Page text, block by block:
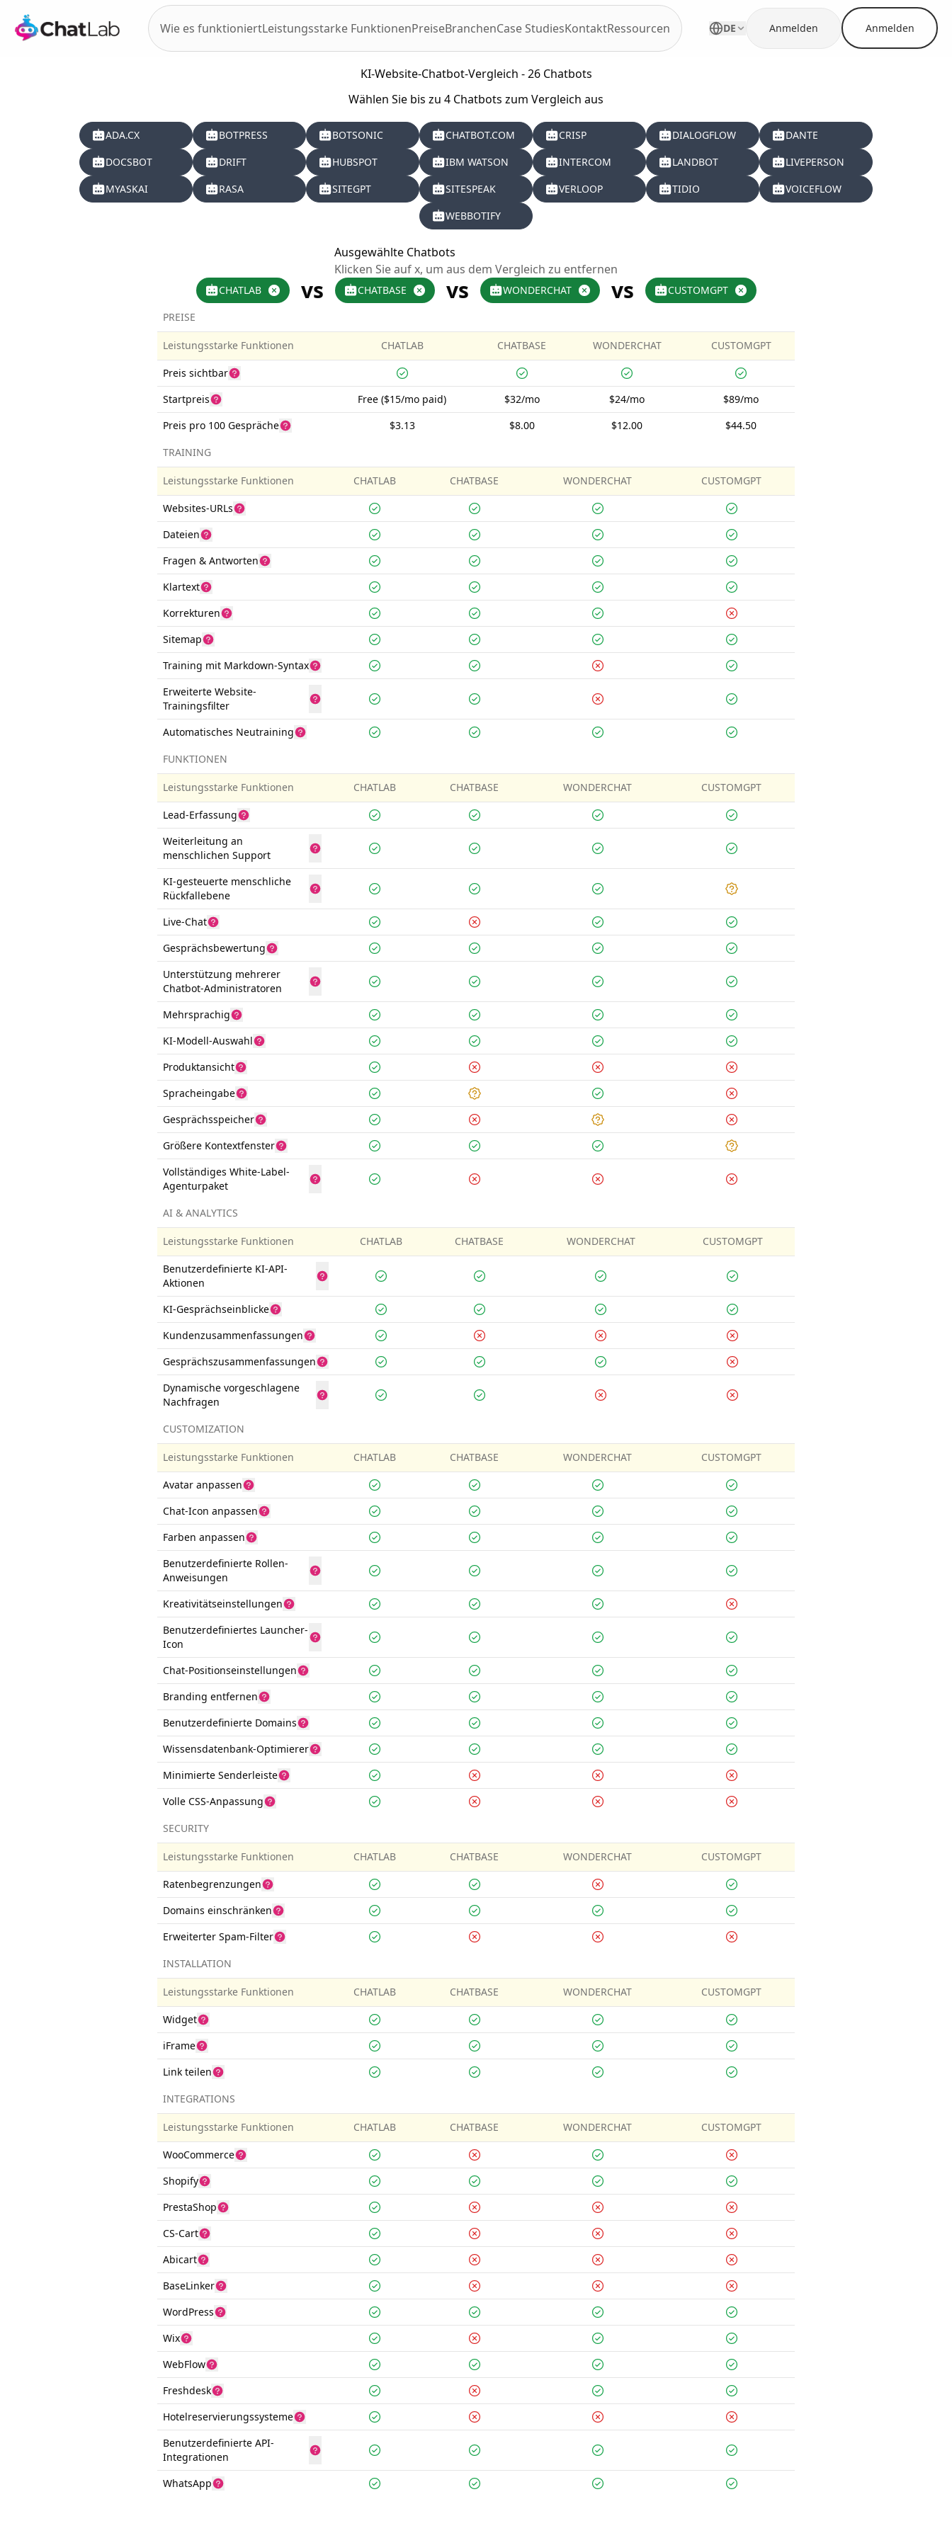
Wie es funktioniertLeistungsstarke FunktionenPreiseBranchenCase StudiesKontaktRessourcen DE Anmelden Anmelden
KI-Website-Chatbot-Vergleich - 26 Chatbots
Wählen Sie bis zu 4 Chatbots zum Vergleich aus
ADA.CX BOTPRESS BOTSONIC CHATBOT.COM CRISP DIALOGFLOW
DANTE
DOCSBOT
DRIFT HUBSPOT IBM WATSON INTERCOM LANDBOT
LIVEPERSON
MYASKAI
RASA SITEGPT SITESPEAK VERLOOP TIDIO
VOICEFLOW
WEBBOTIFY
Ausgewählte Chatbots
Klicken Sie auf x, um aus dem Vergleich zu entfernen
CHATLAB vs CHATBASE vs WONDERCHAT vs
CUSTOMGPT
PREISE
Leistungsstarke Funktionen CHATLAB CHATBASE WONDERCHAT CUSTOMGPT
Preis sichtbar
Startpreis
Free ($15/mo paid) $32/mo $24/mo
$89/mo
Preis pro 100 Gespräche
$3.13 $8.00 $12.00
$44.50
TRAINING
Leistungsstarke Funktionen CHATLAB CHATBASE WONDERCHAT CUSTOMGPT
Websites-URLs
Dateien
Fragen & Antworten
Klartext
Korrekturen
Sitemap
Training mit Markdown-Syntax
Erweiterte Website-
Trainingsfilter
Automatisches Neutraining
FUNKTIONEN
Leistungsstarke Funktionen CHATLAB CHATBASE WONDERCHAT CUSTOMGPT
Lead-Erfassung
Weiterleitung an
menschlichen Support
KI-gesteuerte menschliche
Rückfallebene
Live-Chat
Gesprächsbewertung
Unterstützung mehrerer
Chatbot-Administratoren
Mehrsprachig
KI-Modell-Auswahl
Produktansicht
Spracheingabe
Gesprächsspeicher
Größere Kontextfenster
Vollständiges White-Label-
Agenturpaket
AI & ANALYTICS
Leistungsstarke Funktionen CHATLAB CHATBASE WONDERCHAT CUSTOMGPT
Benutzerdefinierte KI-API-
Aktionen
KI-Gesprächseinblicke
Kundenzusammenfassungen
Gesprächszusammenfassungen
Dynamische vorgeschlagene
Nachfragen
CUSTOMIZATION
Leistungsstarke Funktionen CHATLAB CHATBASE WONDERCHAT CUSTOMGPT
Avatar anpassen
Chat-Icon anpassen
Farben anpassen
Benutzerdefinierte Rollen-
Anweisungen
Kreativitätseinstellungen
Benutzerdefiniertes Launcher-
Icon
Chat-Positionseinstellungen
Branding entfernen
Benutzerdefinierte Domains
Wissensdatenbank-Optimierer
Minimierte Senderleiste
Volle CSS-Anpassung
SECURITY
Leistungsstarke Funktionen CHATLAB CHATBASE WONDERCHAT CUSTOMGPT
Ratenbegrenzungen
Domains einschränken
Erweiterter Spam-Filter
INSTALLATION
Leistungsstarke Funktionen CHATLAB CHATBASE WONDERCHAT CUSTOMGPT
Widget
iFrame
Link teilen
INTEGRATIONS
Leistungsstarke Funktionen CHATLAB CHATBASE WONDERCHAT CUSTOMGPT
WooCommerce
Shopify
PrestaShop
CS-Cart
Abicart
BaseLinker
WordPress
Wix
WebFlow
Freshdesk
Hotelreservierungssysteme
Benutzerdefinierte API-
Integrationen
WhatsApp